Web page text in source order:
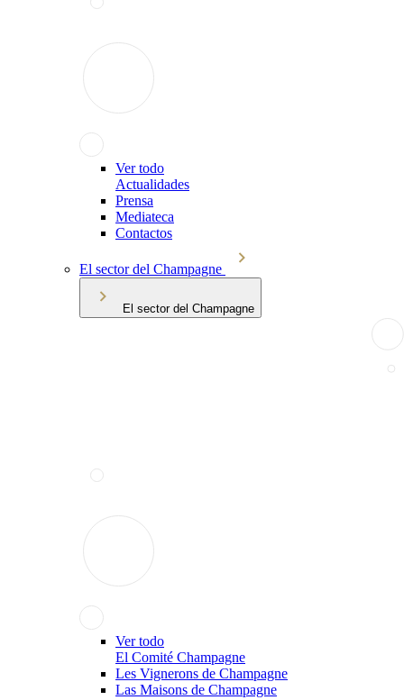
Ver todo
Actualidades
Prensa
Mediateca
Contactos
El sector del Champagne
El sector del Champagne
Ver todo
El Comité Champagne
Les Vignerons de Champagne
Las Maisons de Champagne